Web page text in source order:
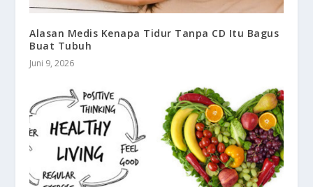
Alasan Medis Kenapa Tidur Tanpa CD Itu Bagus
Buat Tubuh
Juni 9, 2026